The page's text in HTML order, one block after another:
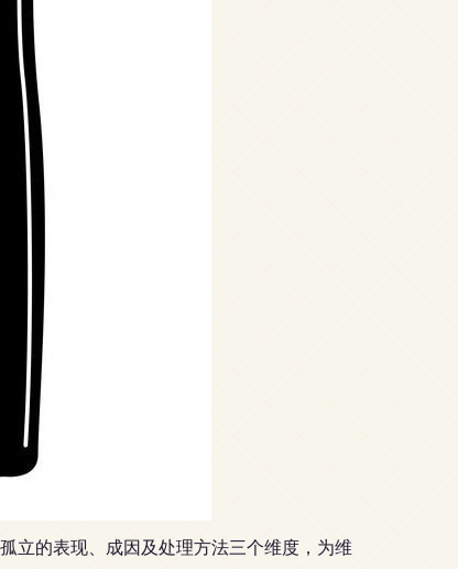
立的表现、成因及处理方法三个维度，为维